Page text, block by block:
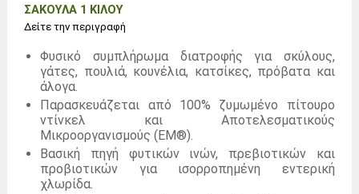
ΣΑΚΟΎΛΑ 1 ΚΙΛΟΎ
Δείτε την περιγραφή
Φυσικό συμπλήρωμα διατροφής για σκύλους,
γάτες, πουλιά, κουνέλια, κατσίκες, πρόβατα και
άλογα.
Παρασκευάζεται από 100% ζυμωμένο πίτουρο
ντίνκελ και Αποτελεσματικούς
Μικροοργανισμούς (EM®).
Βασική πηγή φυτικών ινών, πρεβιοτικών και
προβιοτικών για ισορροπημένη εντερική
χλωρίδα.